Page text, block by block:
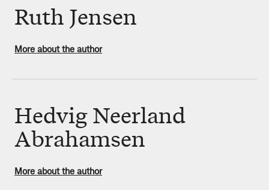
Ruth Jensen
More about the author
Hedvig Neerland
Abrahamsen
More about the author